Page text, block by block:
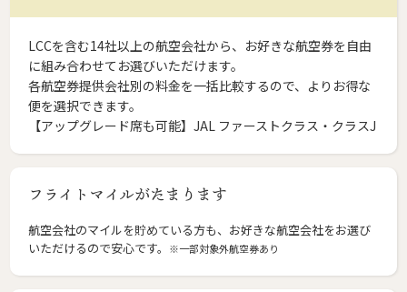
LCCを含む14社以上の航空会社から、お好きな航空券を自由
に組み合わせてお選びいただけます。
各航空券提供会社別の料金を一括比較するので、よりお得な
便を選択できます。
【アップグレード席も可能】JAL ファーストクラス・クラスJ
フライトマイルがたまります
航空会社のマイルを貯めている方も、お好きな航空会社をお選び
いただけるので安心です。
※一部対象外航空券あり